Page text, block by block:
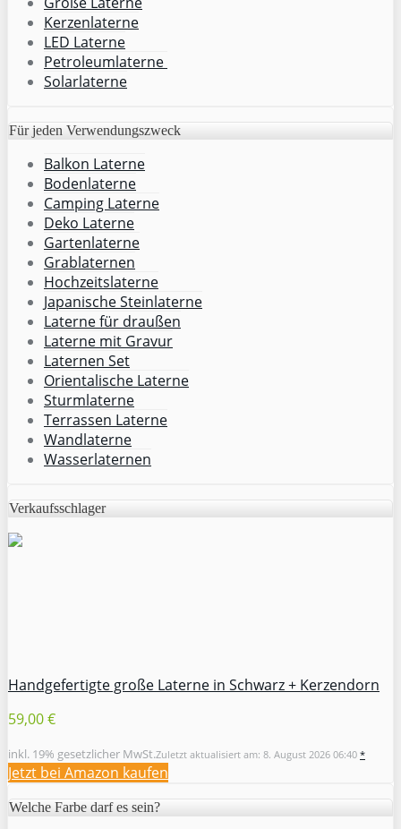
Kerzenlaterne
LED Laterne
Petroleumlaterne
Solarlaterne
Für jeden Verwendungszweck
Balkon Laterne
Bodenlaterne
Camping Laterne
Deko Laterne
Gartenlaterne
Grablaternen
Hochzeitslaterne
Japanische Steinlaterne
Laterne für draußen
Laterne mit Gravur
Laternen Set
Orientalische Laterne
Sturmlaterne
Terrassen Laterne
Wandlaterne
Wasserlaternen
Verkaufsschlager
Handgefertigte große Laterne in Schwarz + Kerzendorn
59,00 €
inkl. 19% gesetzlicher MwSt.Zuletzt aktualisiert am: 8. August 2026 06:40 *
Jetzt bei Amazon kaufen
Welche Farbe darf es sein?